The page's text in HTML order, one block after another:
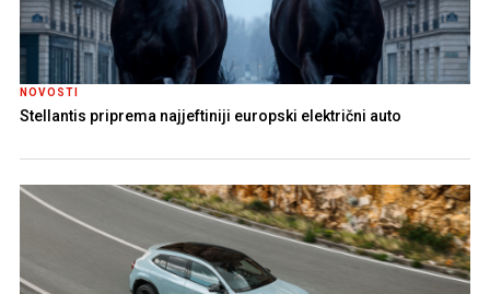
NOVOSTI
Stellantis priprema najjeftiniji europski električni auto